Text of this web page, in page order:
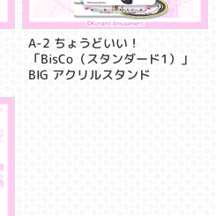
A-2 ちょうどいい！
「BisCo（スタンダード1）」
BIG アクリルスタンド